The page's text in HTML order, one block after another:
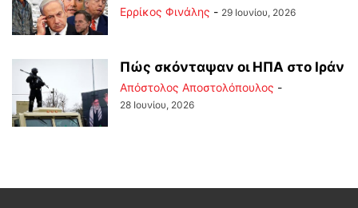
Ερρίκος Φινάλης - 29 Ιουνίου, 2026
Πώς σκόνταψαν οι ΗΠΑ στο Ιράν
Απόστολος Αποστολόπουλος -
28 Ιουνίου, 2026